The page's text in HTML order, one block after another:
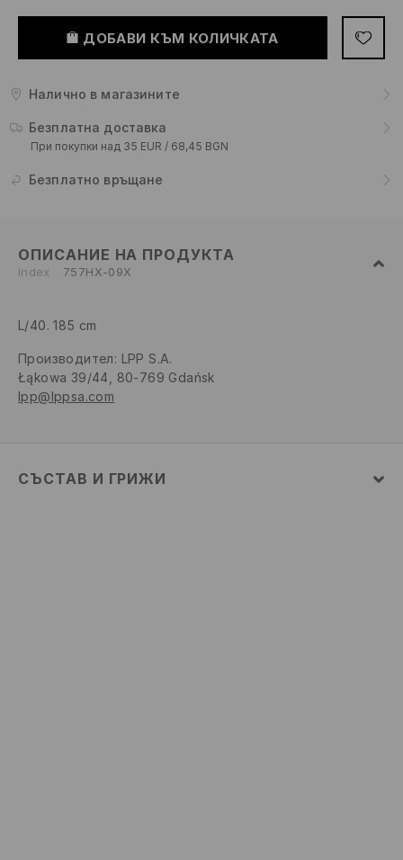
ДОБАВИ КЪМ КОЛИЧКАТА
Налично в магазините
Безплатна доставка
При покупки над 35 EUR / 68,45 BGN
Безплатно връщане
ОПИСАНИЕ НА ПРОДУКТА
Index 757HX-09X
L/40. 185 cm
Производител: LPP S.A.
Łąkowa 39/44, 80-769 Gdańsk
lpp@lppsa.com
СЪСТАВ И ГРИЖИ